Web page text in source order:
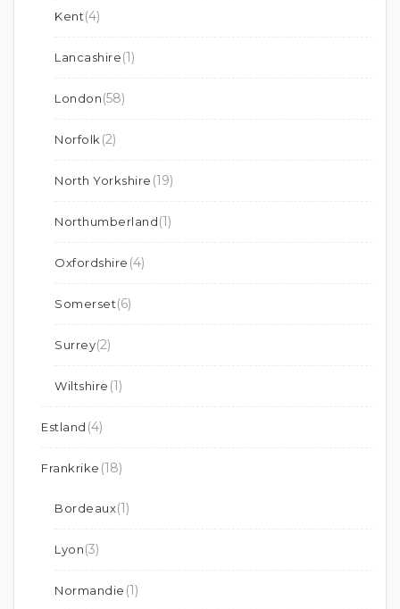
Kent(4)
Lancashire(1)
London(58)
Norfolk (2)
North Yorkshire (19)
Northumberland(1)
Oxfordshire (4)
Somerset(6)
Surrey(2)
Wiltshire (1)
Estland (4)
Frankrike (18)
Bordeaux(1)
Lyon(3)
Normandie (1)